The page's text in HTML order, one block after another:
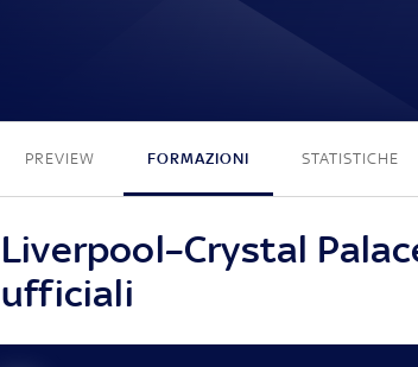
PREVIEW FORMAZIONI STATISTICHE
Liverpool–Crystal
ufficiali